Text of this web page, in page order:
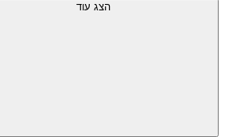
הצג עוד